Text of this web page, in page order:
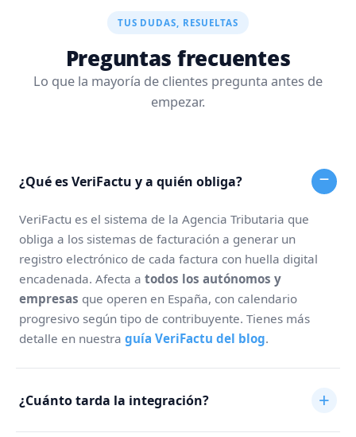
TUS DUDAS, RESUELTAS
Preguntas frecuentes
Lo que la mayoría de clientes pregunta antes de
empezar.
¿Qué es VeriFactu y a quién obliga?
VeriFactu es el sistema de la Agencia Tributaria que
obliga a los sistemas de facturación a generar un
registro electrónico de cada factura con huella digital
encadenada. Afecta a todos los autónomos y
empresas que operen en España, con calendario
progresivo según tipo de contribuyente. Tienes más
detalle en nuestra guía VeriFactu del blog.
¿Cuánto tarda la integración?